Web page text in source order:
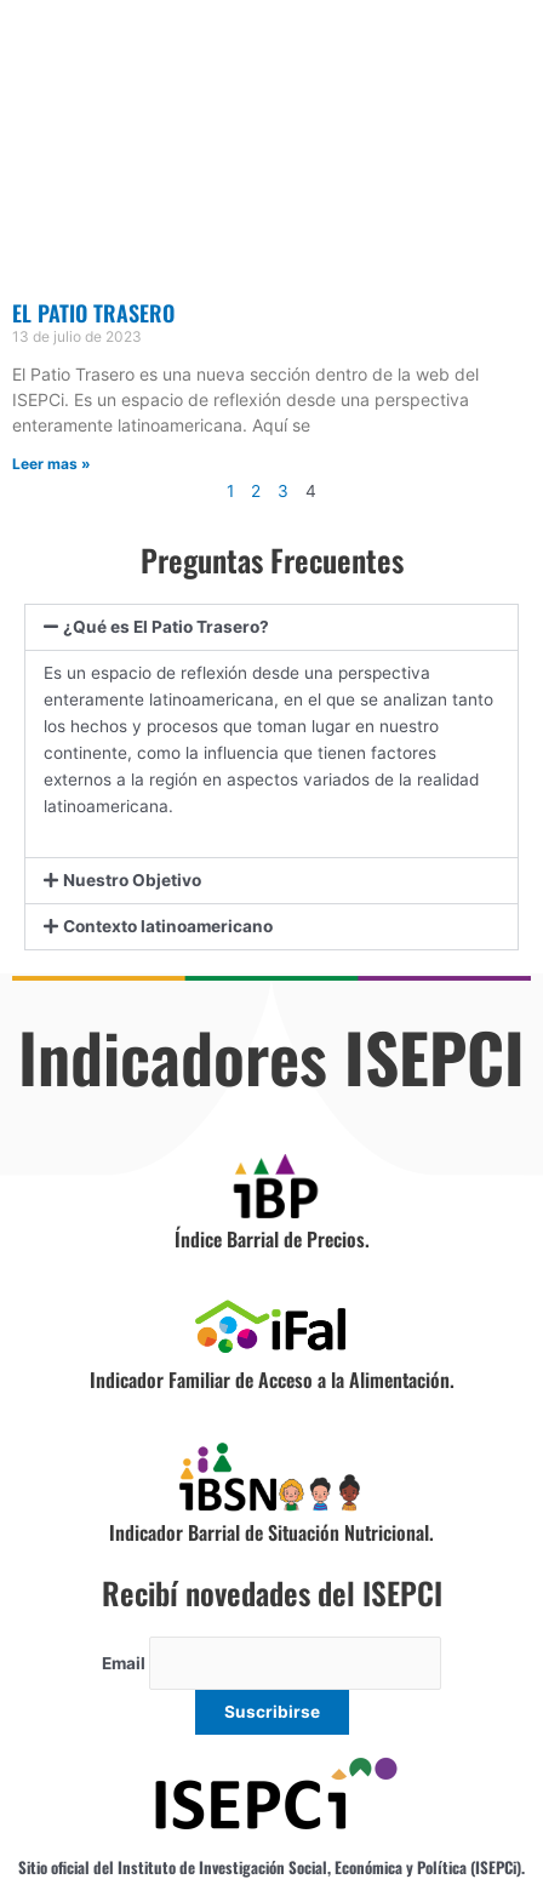
EL PATIO TRASERO
13 de julio de 2023
El Patio Trasero es una nueva sección dentro de la web del
ISEPCi. Es un espacio de reflexión desde una perspectiva
enteramente latinoamericana. Aquí se
Leer mas »
1 2 3 4
Preguntas Frecuentes
¿Qué es El Patio Trasero?
Es un espacio de reflexión desde una perspectiva
enteramente latinoamericana, en el que se analizan tanto
los hechos y procesos que toman lugar en nuestro
continente, como la influencia que tienen factores
externos a la región en aspectos variados de la realidad
latinoamericana.
Nuestro Objetivo
Contexto latinoamericano
Indicadores ISEPCI
Índice Barrial de Precios.
Indicador Familiar de Acceso a la Alimentación.
Indicador Barrial de Situación Nutricional.
Recibí novedades del ISEPCI
Email
Sitio oficial del Instituto de Investigación Social, Económica y Política (ISEPCi).